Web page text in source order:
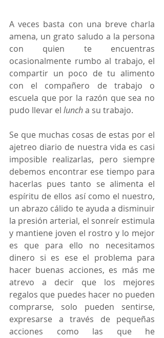
A veces basta con una breve charla
amena, un grato saludo a la persona
con quien te encuentras
ocasionalmente rumbo al trabajo, el
compartir un poco de tu alimento
con el compañero de trabajo o
escuela que por la razón que sea no
pudo llevar el lunch a su trabajo.
Se que muchas cosas de estas por el
ajetreo diario de nuestra vida es casi
imposible realizarlas, pero siempre
debemos encontrar ese tiempo para
hacerlas pues tanto se alimenta el
espíritu de ellos así como el nuestro,
un abrazo cálido te ayuda a disminuir
la presión arterial, el sonreír estimula
y mantiene joven el rostro y lo mejor
es que para ello no necesitamos
dinero si es ese el problema para
hacer buenas acciones, es más me
atrevo a decir que los mejores
regalos que puedes hacer no pueden
comprarse, solo pueden sentirse,
expresarse a través de pequeñas
acciones como las que he